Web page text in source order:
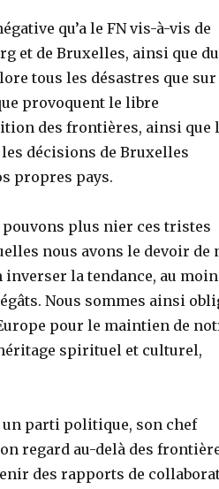
qu’a le FN vis-à-vis de
et de Bruxelles, ainsi que du
tous les désastres que
provoquent le libre
des frontières, ainsi que
décisions de Bruxelles
propres pays.
plus nier ces tristes
nous avons le devoir de
inverser la tendance, au
Nous sommes ainsi
pour le maintien de
spirituel et culturel,
un parti politique, son chef
regard au-delà des
des rapports de